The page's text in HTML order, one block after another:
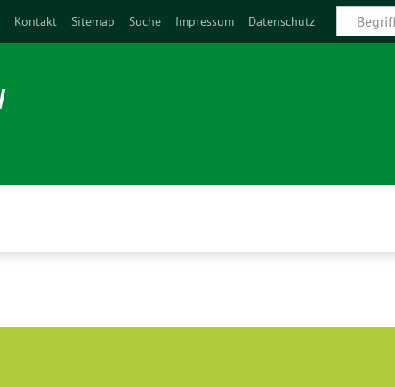
Kontakt Sitemap Suche Impressum Datenschutz